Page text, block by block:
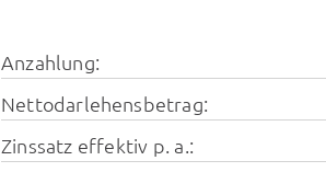
Anzahlung:
Nettodarlehensbetrag:
Zinssatz effektiv p. a.: